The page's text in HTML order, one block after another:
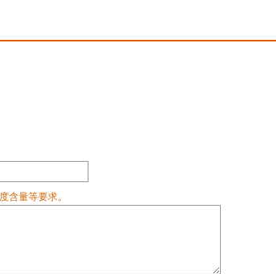
含量等要求。